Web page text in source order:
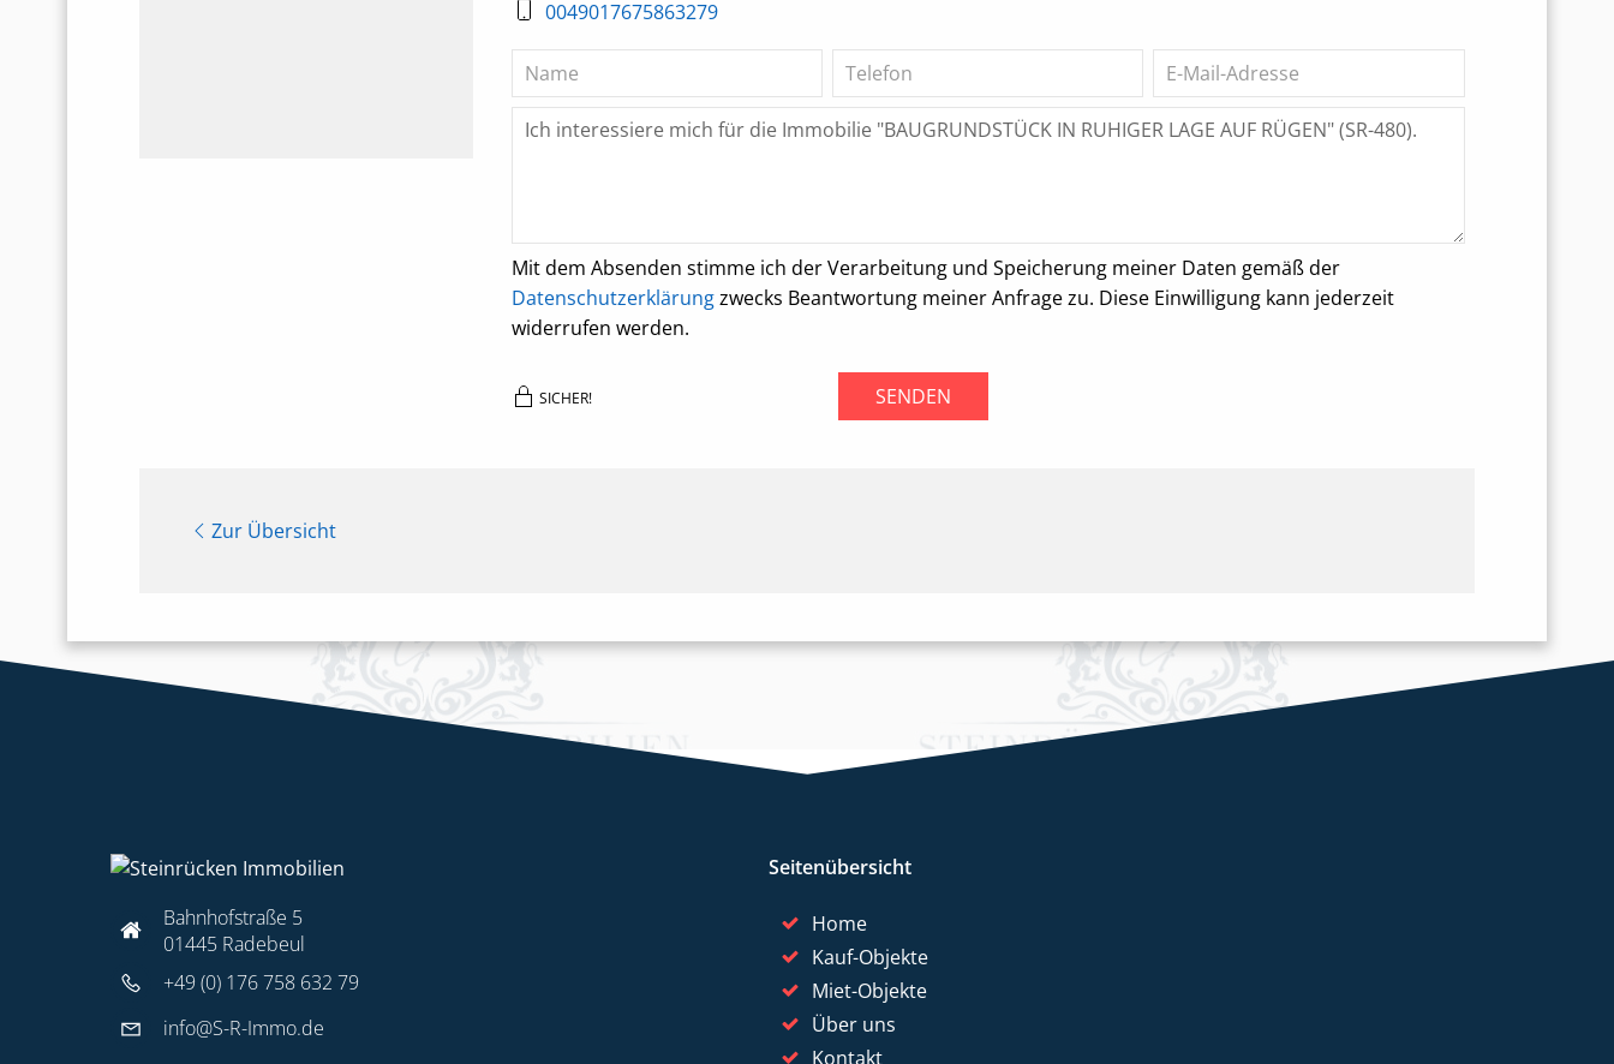
0049017675863279
Mit dem Absenden stimme ich der Verarbeitung und Speicherung meiner Daten gemäß der
Datenschutzerklärungzwecks Beantwortung meiner Anfrage zu. Diese Einwilligung kann jederzeit
widerrufen werden.
SICHER! SENDEN
Zur Übersicht
Bahnhofstraße 5
01445 Radebeul
+49 (0) 176 758 632 79
info@S-R-Immo.de
Seitenübersicht
Home
Kauf-Objekte
Miet-Objekte
Über uns
Kontakt